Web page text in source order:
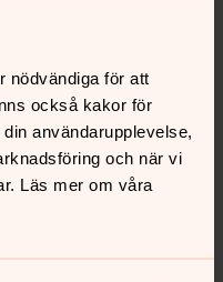
nödvändiga för att
också kakor för
användarupplevelse,
och när vi
Läs mer om våra
Barkarby